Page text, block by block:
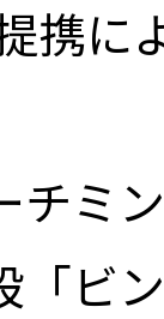
携に
ミ
「ビ